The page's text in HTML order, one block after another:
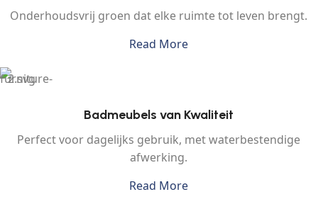
Onderhoudsvrij groen dat elke ruimte tot leven brengt.
Read More
Badmeubels van Kwaliteit
Perfect voor dagelijks gebruik, met waterbestendige
afwerking.
Read More